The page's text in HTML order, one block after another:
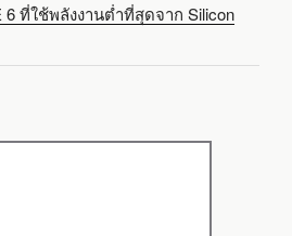
6 ที่ใช้พลังงานต่ำที่สุดจาก Silicon